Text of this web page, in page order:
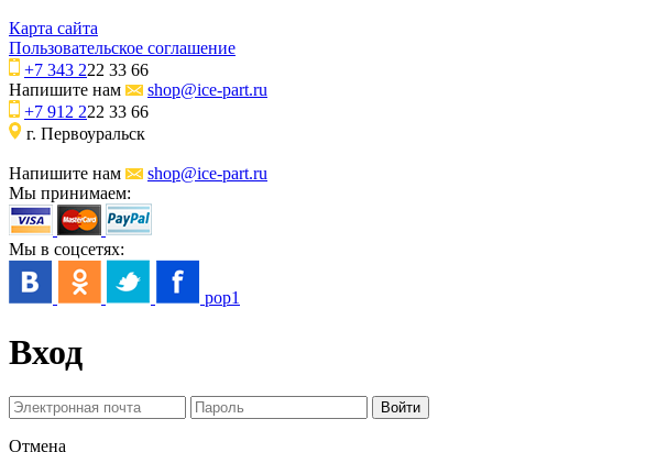
Карта сайта
Пользовательское соглашение
+7 343 222 33 66
Напишите нам
shop@ice-part.ru
+7 912 222 33 66
г. Первоуральск
Напишите нам
shop@ice-part.ru
Мы принимаем:
Мы в соцсетях:
pop1
Вход
Отмена